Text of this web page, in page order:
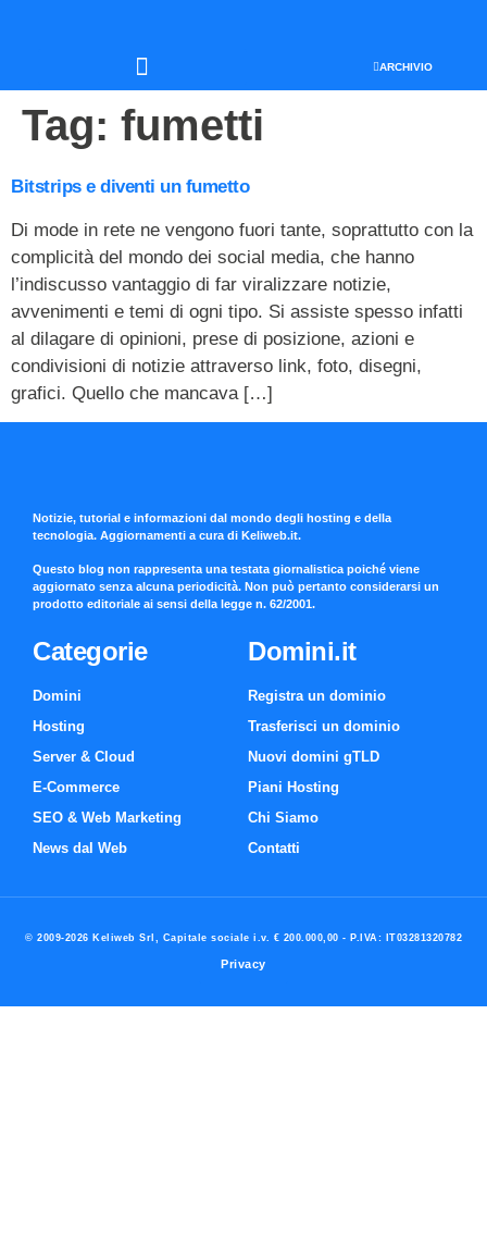
ARCHIVIO
Tag: fumetti
Bitstrips e diventi un fumetto
Di mode in rete ne vengono fuori tante, soprattutto con la
complicità del mondo dei social media, che hanno
l’indiscusso vantaggio di far viralizzare notizie,
avvenimenti e temi di ogni tipo. Si assiste spesso infatti
al dilagare di opinioni, prese di posizione, azioni e
condivisioni di notizie attraverso link, foto, disegni,
grafici. Quello che mancava […]
Notizie, tutorial e informazioni dal mondo degli hosting e della
tecnologia. Aggiornamenti a cura di Keliweb.it.
Questo blog non rappresenta una testata giornalistica poiché viene
aggiornato senza alcuna periodicità. Non può pertanto considerarsi un
prodotto editoriale ai sensi della legge n. 62/2001.
Categorie
Domini
Hosting
Server & Cloud
E-Commerce
SEO & Web Marketing
News dal Web
Domini.it
Registra un dominio
Trasferisci un dominio
Nuovi domini gTLD
Piani Hosting
Chi Siamo
Contatti
© 2009-2026 Keliweb Srl, Capitale sociale i.v. € 200.000,00 - P.IVA: IT03281320782
Privacy